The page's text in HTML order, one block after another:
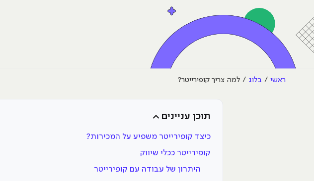
ראשי בלוג למה צריך קופירייטר?
תוכן עניינים
כיצד קופירייטר משפיע על המכירות?
קופירייטר ככלי שיווק
היתרון של עבודה עם קופירייטר